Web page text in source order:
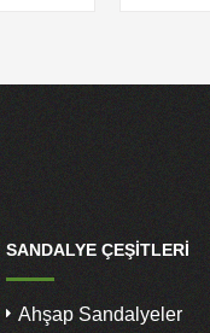
SANDALYE ÇEŞITLERI
Ahşap Sandalyeler